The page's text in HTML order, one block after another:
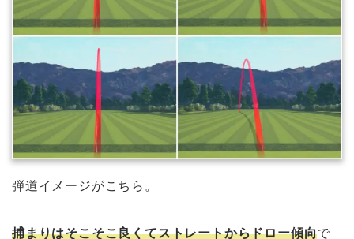
弾道イメージがこちら。
捕まりはそこそこ良くてストレートからドロー傾向で